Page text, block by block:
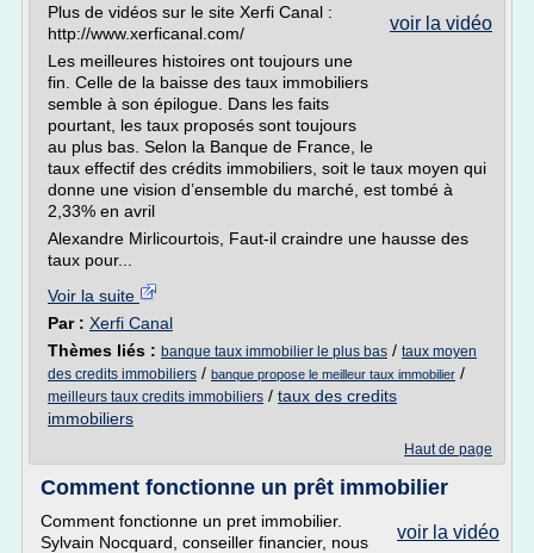
voir la vidéo
Plus de vidéos sur le site Xerfi Canal :
http://www.xerficanal.com/
Les meilleures histoires ont toujours une
fin. Celle de la baisse des taux immobiliers
semble à son épilogue. Dans les faits
pourtant, les taux proposés sont toujours
au plus bas. Selon la Banque de France, le
taux effectif des crédits immobiliers, soit le taux moyen qui
donne une vision d’ensemble du marché, est tombé à
2,33% en avril
Alexandre Mirlicourtois, Faut-il craindre une hausse des
taux pour...
Voir la suite
Par : Xerfi Canal
Thèmes liés : banque taux immobilier le plus bas / taux moyen
des credits immobiliers / banque propose le meilleur taux immobilier /
meilleurs taux credits immobiliers / taux des credits
immobiliers
Haut de page
Comment fonctionne un prêt immobilier
voir la vidéo
Comment fonctionne un pret immobilier.
Sylvain Nocquard, conseiller financier, nous